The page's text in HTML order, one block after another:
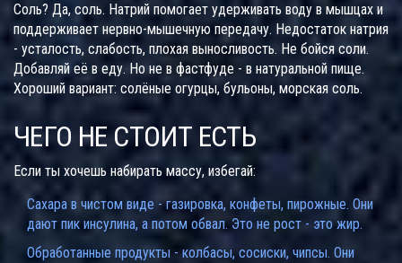
Соль? Да, соль. Натрий помогает удерживать воду в мышцах и
поддерживает нервно-мышечную передачу. Недостаток натрия
- усталость, слабость, плохая выносливость. Не бойся соли.
Добавляй её в еду. Но не в фастфуде - в натуральной пище.
Хороший вариант: солёные огурцы, бульоны, морская соль.
ЧЕГО НЕ СТОИТ ЕСТЬ
Если ты хочешь набирать массу, избегай:
Сахара в чистом виде - газировка, конфеты, пирожные. Они
дают пик инсулина, а потом обвал. Это не рост - это жир.
Обработанные продукты - колбасы, сосиски, чипсы. Они